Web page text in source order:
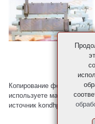
Копирование фото и
используете материалы с
источник kondhp.ru